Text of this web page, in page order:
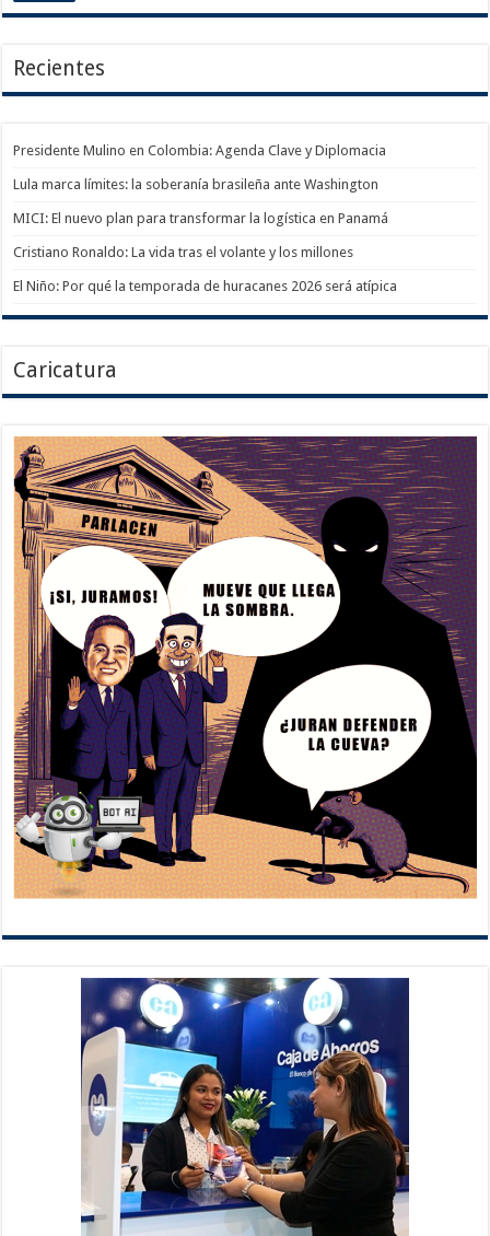
Recientes
Presidente Mulino en Colombia: Agenda Clave y Diplomacia
Lula marca límites: la soberanía brasileña ante Washington
MICI: El nuevo plan para transformar la logística en Panamá
Cristiano Ronaldo: La vida tras el volante y los millones
El Niño: Por qué la temporada de huracanes 2026 será atípica
Caricatura